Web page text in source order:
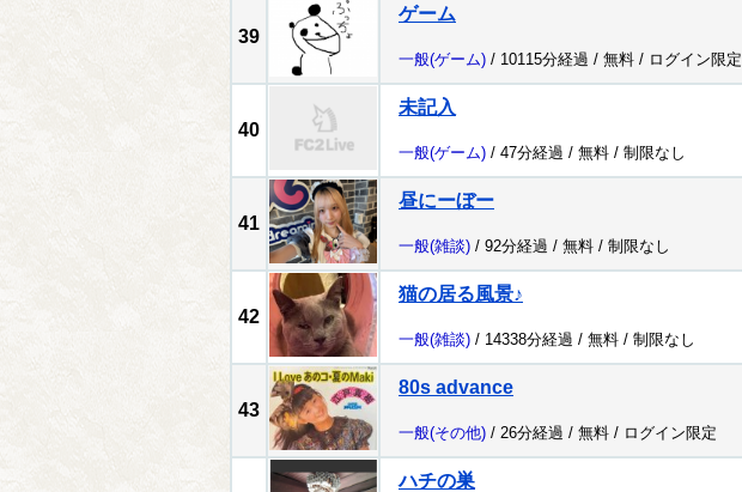
39
ゲーム
一般(ゲーム) / 10115分経過 / 無料 / ログイン限定
40
未記入
一般(ゲーム) / 47分経過 / 無料 / 制限なし
41
昼にーぼー
一般(雑談) / 92分経過 / 無料 / 制限なし
42
猫の居る風景♪
一般(雑談) / 14338分経過 / 無料 / 制限なし
43
80s advance
一般(その他) / 26分経過 / 無料 / ログイン限定
ハチの巣